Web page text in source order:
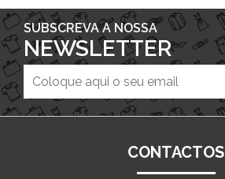
SUBSCREVA A NOSSA
NEWSLETTER
CONTACTOS